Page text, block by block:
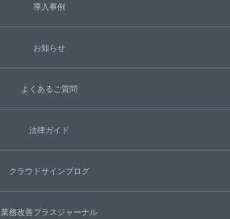
導入事例
お知らせ
よくあるご質問
法律ガイド
クラウドサインブログ
業務改善プラスジャーナル